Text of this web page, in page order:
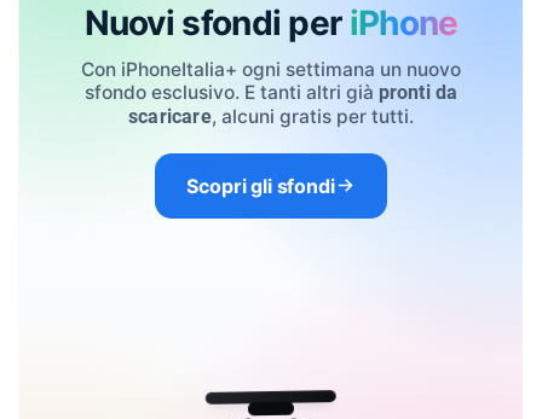
Nuovi sfondi per iPhone
Con iPhoneItalia+ ogni settimana un nuovo
sfondo esclusivo. E tanti altri già pronti da
scaricare, alcuni gratis per tutti.
Scopri gli sfondi